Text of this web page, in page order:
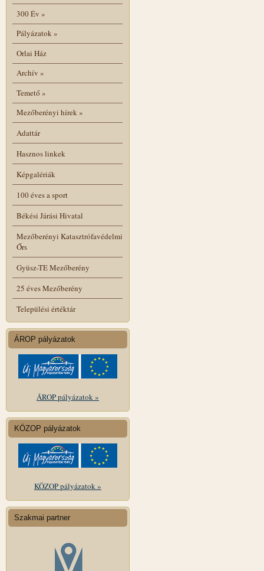
300 Év »
Pályázatok»
Orlai Ház
Archív »
Temető»
Mezőberényi hírek»
Adattár
Hasznos linkek
Képgalériák
100 éves a sport
Békési Járási Hivatal
Mezőberényi Katasztrófavédelmi
Őrs
Gyüsz-TE Mezőberény
25 éves Mezőberény
Települési értéktár
ÁROP pályázatok
ÁROP pályázatok »
KÖZOP pályázatok
KÖZOP pályázatok »
Szakmai partner